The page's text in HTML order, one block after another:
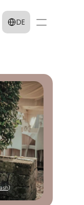
Select Language
DE
)